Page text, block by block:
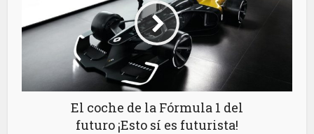
El coche de la Fórmula 1 del
futuro ¡Esto sí es futurista!